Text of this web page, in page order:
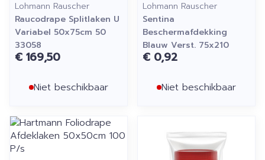
Lohmann Rauscher
Raucodrape Splitlaken U
Variabel 50x75cm 50
33058
€ 169,50
Niet beschikbaar
Lohmann Rauscher
Sentina
Beschermafdekking
Blauw Verst. 75x210
€ 0,92
Niet beschikbaar